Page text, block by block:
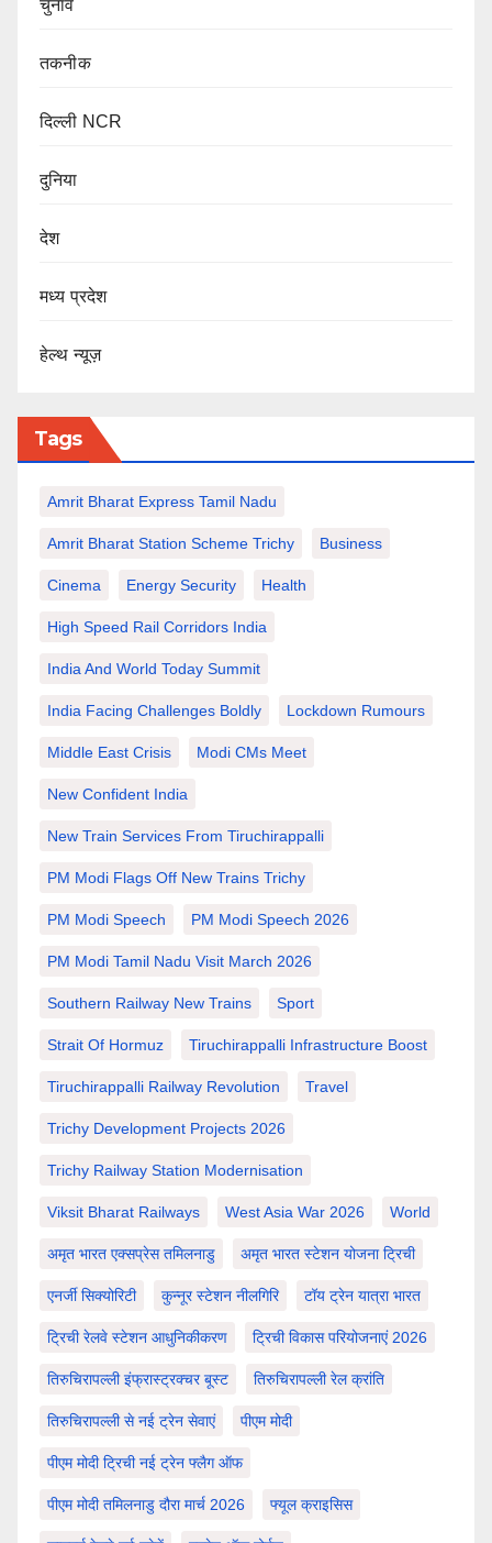
चुनाव
तकनीक
दिल्ली NCR
दुनिया
देश
मध्य प्रदेश
हेल्थ न्यूज़
Tags
Amrit Bharat Express Tamil Nadu
Amrit Bharat Station Scheme Trichy Business
Cinema Energy Security Health
High Speed Rail Corridors India
India And World Today Summit
India Facing Challenges Boldly Lockdown Rumours
Middle East Crisis Modi CMs Meet
New Confident India
New Train Services From Tiruchirappalli
PM Modi Flags Off New Trains Trichy
PM Modi Speech PM Modi Speech 2026
PM Modi Tamil Nadu Visit March 2026
Southern Railway New Trains Sport
Strait Of Hormuz Tiruchirappalli Infrastructure Boost
Tiruchirappalli Railway Revolution Travel
Trichy Development Projects 2026
Trichy Railway Station Modernisation
Viksit Bharat Railways West Asia War 2026 World
अमृत भारत एक्सप्रेस तमिलनाडु अमृत भारत स्टेशन योजना ट्रिची
एनर्जी सिक्योरिटी कुन्नूर स्टेशन नीलगिरि टॉय ट्रेन यात्रा भारत
ट्रिची रेलवे स्टेशन आधुनिकीकरण ट्रिची विकास परियोजनाएं 2026
तिरुचिरापल्ली इंफ्रास्ट्रक्चर बूस्ट तिरुचिरापल्ली रेल क्रांति
तिरुचिरापल्ली से नई ट्रेन सेवाएं पीएम मोदी
पीएम मोदी ट्रिची नई ट्रेन फ्लैग ऑफ
पीएम मोदी तमिलनाडु दौरा मार्च 2026 फ्यूल क्राइसिस